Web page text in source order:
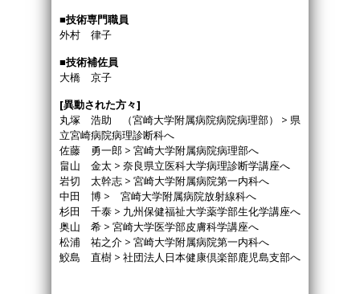
■技術専門職員
外村 律子
■技術補佐員
大橋 京子
[異動された方々]
丸塚 浩助 （宮崎大学附属病院病院病理部） > 県
立宮崎病院病理診断科へ
佐藤 勇一郎 > 宮崎大学附属病院病理部へ
畠山 金太 > 奈良県立医科大学病理診断学講座へ
岩切 太幹志 > 宮崎大学附属病院第一内科へ
中田 博 > 宮崎大学附属病院放射線科へ
杉田 千泰 > 九州保健福祉大学薬学部生化学講座へ
奥山 希 > 宮崎大学医学部皮膚科学講座へ
松浦 祐之介 > 宮崎大学附属病院第一内科へ
鮫島 直樹 > 社団法人日本健康倶楽部鹿児島支部へ